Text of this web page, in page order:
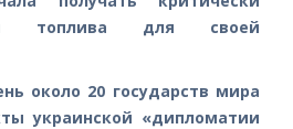
топлива для своей
около 20 государств мира
украинской «дипломатии